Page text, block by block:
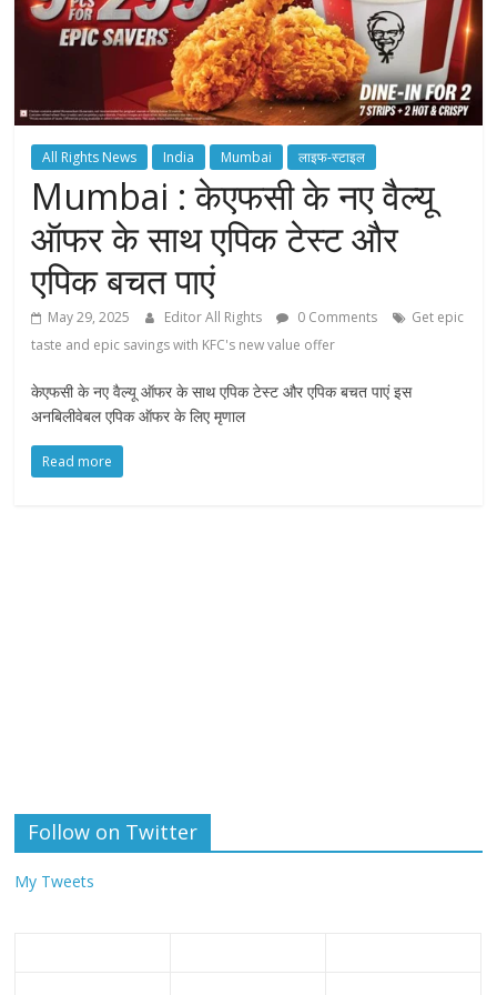
All Rights News India Mumbai लाइफ-स्टाइल
Mumbai : केएफसी के नए वैल्यू
ऑफर के साथ एपिक टेस्ट और
एपिक बचत पाएं
May 29, 2025 Editor All Rights 0 Comments
Get epic
taste and epic savings with KFC's new value offer
केएफसी के नए वैल्यू ऑफर के साथ एपिक टेस्ट और एपिक बचत पाएं इस
अनबिलीवेबल एपिक ऑफर के लिए मृणाल
Read more
Follow on Twitter
My Tweets